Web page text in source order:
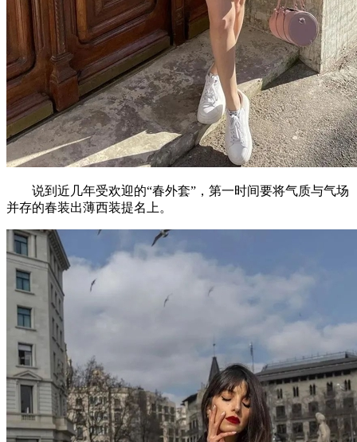
说到近几年受欢迎的“春外套”，第一时间要将气质与气场
并存的春装出薄西装提名上。